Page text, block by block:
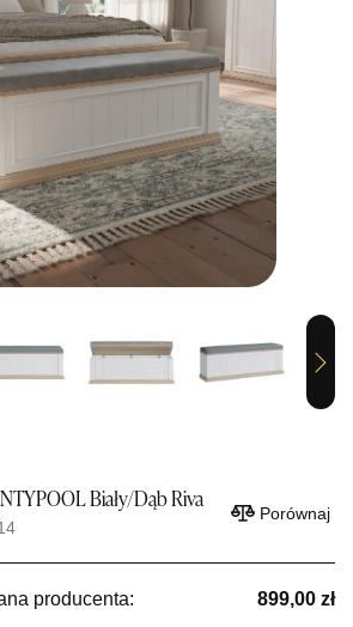
Next
Biały/Dąb Riva
Porównaj
producenta: 899,00 zł